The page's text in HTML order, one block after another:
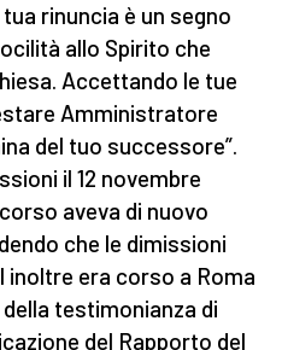
tua rinuncia è un segno
allo Spirito che
Accettando le tue
Amministratore
del tuo successore”.
il 12 novembre
aveva di nuovo
che le dimissioni
era corso a Roma
testimonianza di
del Rapporto del